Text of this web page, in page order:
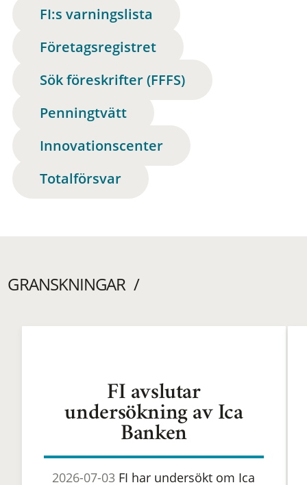
FI:s varningslista
Företagsregistret
Sök föreskrifter (FFFS)
Penningtvätt
Innovationscenter
Totalförsvar
GRANSKNINGAR
FI avslutar
undersökning av Ica
Banken
2026-07-03 FI har undersökt om Ica